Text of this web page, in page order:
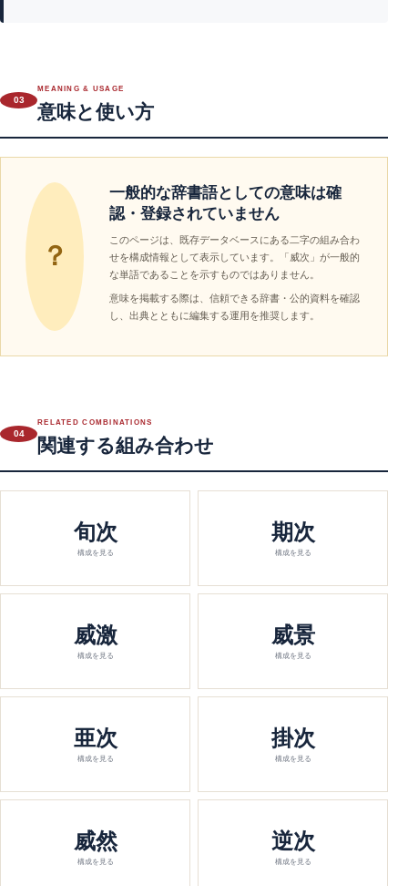
03
MEANING & USAGE
意味と使い方
？
一般的な辞書語としての意味は確
認・登録されていません
このページは、既存データベースにある二字の組み合わ
せを構成情報として表示しています。「威次」が一般的
な単語であることを示すものではありません。
意味を掲載する際は、信頼できる辞書・公的資料を確認
し、出典とともに編集する運用を推奨します。
04
RELATED COMBINATIONS
関連する組み合わせ
旬次
構成を見る
期次
構成を見る
威激
構成を見る
威景
構成を見る
亜次
構成を見る
掛次
構成を見る
威然
構成を見る
逆次
構成を見る